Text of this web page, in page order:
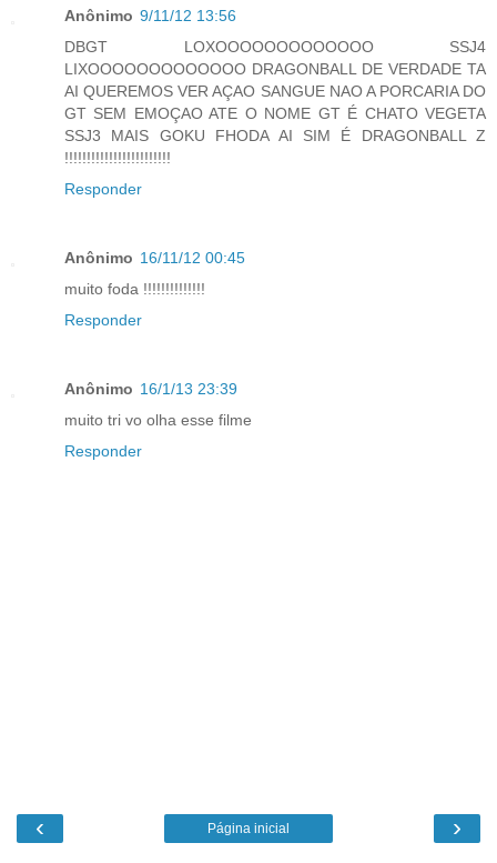
Anônimo 9/11/12 13:56
DBGT LOXOOOOOOOOOOOOO SSJ4
LIXOOOOOOOOOOOOO DRAGONBALL DE VERDADE TA
AI QUEREMOS VER AÇAO SANGUE NAO A PORCARIA DO
GT SEM EMOÇAO ATE O NOME GT É CHATO VEGETA
SSJ3 MAIS GOKU FHODA AI SIM É DRAGONBALL Z
!!!!!!!!!!!!!!!!!!!!!!!!
Responder
Anônimo 16/11/12 00:45
muito foda !!!!!!!!!!!!!!
Responder
Anônimo 16/1/13 23:39
muito tri vo olha esse filme
Responder
‹ ›
Página inicial